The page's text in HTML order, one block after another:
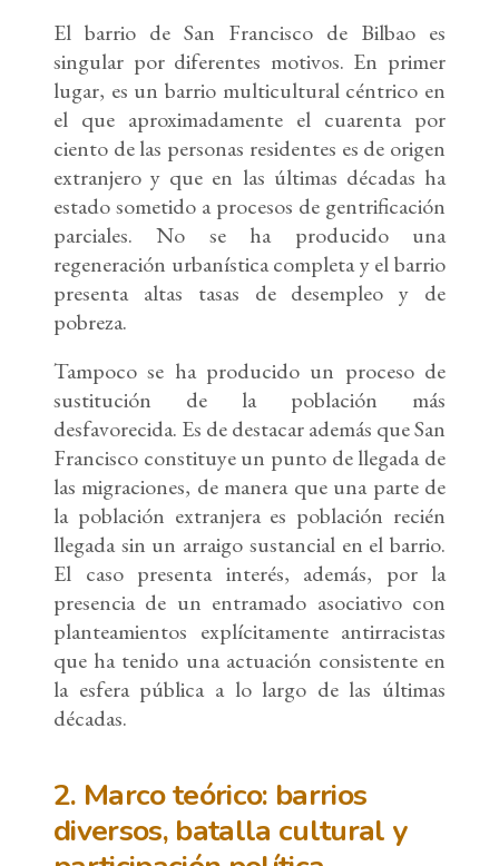
El barrio de San Francisco de Bilbao es
singular por diferentes motivos. En primer
lugar, es un barrio multicultural céntrico en
el que aproximadamente el cuarenta por
ciento de las personas residentes es de origen
extranjero y que en las últimas décadas ha
estado sometido a procesos de gentrificación
parciales. No se ha producido una
regeneración urbanística completa y el barrio
presenta altas tasas de desempleo y de
pobreza.
Tampoco se ha producido un proceso de
sustitución de la población más
desfavorecida. Es de destacar además que San
Francisco constituye un punto de llegada de
las migraciones, de manera que una parte de
la población extranjera es población recién
llegada sin un arraigo sustancial en el barrio.
El caso presenta interés, además, por la
presencia de un entramado asociativo con
planteamientos explícitamente antirracistas
que ha tenido una actuación consistente en
la esfera pública a lo largo de las últimas
décadas.
2. Marco teórico: barrios
diversos, batalla cultural y